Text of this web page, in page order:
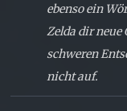
ebenso ein
Zelda dir neue
schweren
nicht auf.